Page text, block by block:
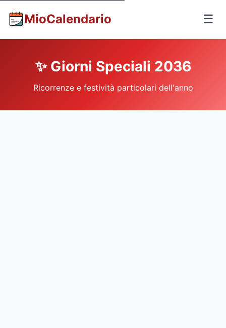
MioCalendario ☰
✨ Giorni Speciali 2036
Ricorrenze e festività particolari dell'anno